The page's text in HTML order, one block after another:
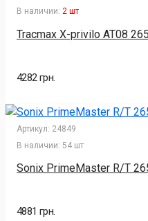
В наличии: 2 шт
Tracmax X-privilo AT08
4282 грн.
Артикул: 24849
В наличии: 54 шт
Sonix PrimeMaster R/T
4881 грн.